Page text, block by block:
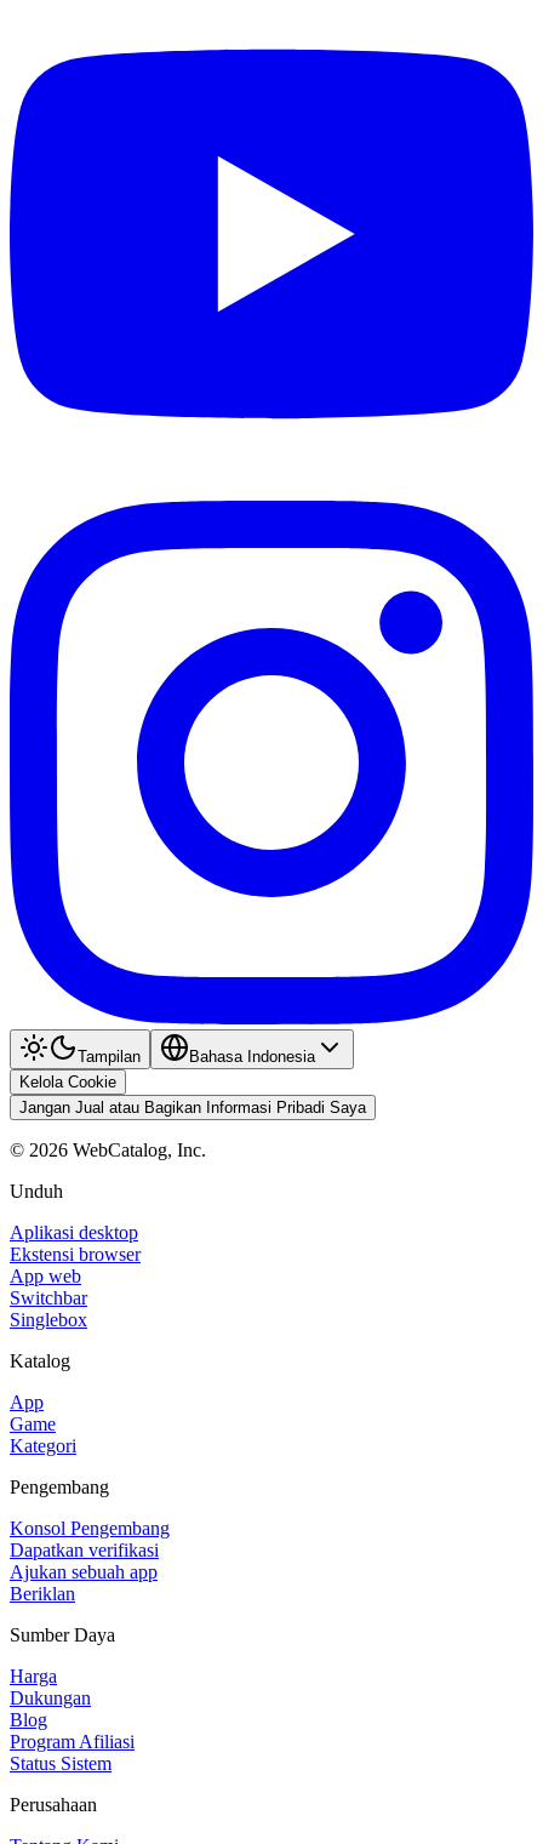
Tampilan
Bahasa Indonesia
Kelola Cookie
Jangan Jual atau Bagikan Informasi Pribadi Saya
© 2026 WebCatalog, Inc.
Unduh
Aplikasi desktop
Ekstensi browser
App web
Switchbar
Singlebox
Katalog
App
Game
Kategori
Pengembang
Konsol Pengembang
Dapatkan verifikasi
Ajukan sebuah app
Beriklan
Sumber Daya
Harga
Dukungan
Blog
Program Afiliasi
Status Sistem
Perusahaan